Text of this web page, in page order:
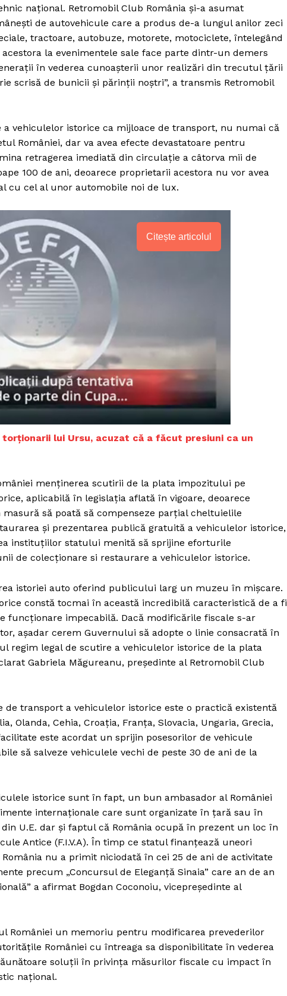
HOUSE
PRESShub
Despre noi / Echipa
Contact
național. Retromobil Club România și-a asumat
de autovehicule care a produs de-a lungul anilor zeci
tractoare, autobuze, motorete, motociclete, întelegând
la evenimentele sale face parte dintr-un demers
în vederea cunoașterii unor realizări din trecutul țării
scrisă de bunicii și părinții noștri”, a transmis Retromobil
vehiculelor istorice ca mijloace de transport, nu numai că
României, dar va avea efecte devastatoare pentru
retragerea imediată din circulație a câtorva mii de
100 de ani, deoarece proprietarii acestora nu vor avea
cu cel al unor automobile noi de lux.
Citește articolul
lui Ursu, acuzat că a făcut presiuni ca un
menținerea scutirii de la plata impozitului pe
aplicabilă în legislația aflată în vigoare, deoarece
să poată să compenseze parțial cheltuielile
și prezentarea publică gratuită a vehiculelor istorice,
instituțiilor statului menită să sprijine eforturile
de colecționare si restaurare a vehiculelor istorice.
istoriei auto oferind publicului larg un muzeu în mișcare.
constă tocmai în această incredibilă caracteristică de a fi
impecabilă. Dacă modificările fiscale s-ar
așadar cerem Guvernului să adopte o linie consacrată în
regim legal de scutire a vehiculelor istorice de la plata
Gabriela Măgureanu, președinte al Retromobil Club
transport a vehiculelor istorice este o practică existentă
Olanda, Cehia, Croația, Franța, Slovacia, Ungaria, Grecia,
este acordat un sprijin posesorilor de vehicule
să salveze vehiculele vechi de peste 30 de ani de la
istorice sunt în fapt, un bun ambasador al României
internaționale care sunt organizate în țară sau în
U.E. dar și faptul că România ocupă în prezent un loc în
Antice (F.I.V.A). În timp ce statul finanțează uneori
nu a primit niciodată în cei 25 de ani de activitate
precum „Concursul de Eleganță Sinaia” care an de an
a afirmat Bogdan Coconoiu, vicepreședinte al
României un memoriu pentru modificarea prevederilor
României cu întreaga sa disponibilitate în vederea
soluții în privința măsurilor fiscale cu impact în
național.